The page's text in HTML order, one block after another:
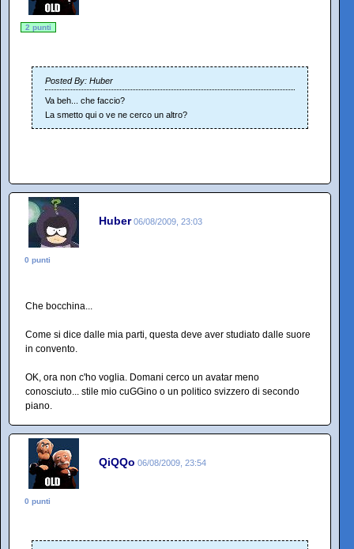
2 punti
Posted By: Huber
Va beh... che faccio?
La smetto qui o ve ne cerco un altro?
Huber 06/08/2009, 23:03
0 punti
Che bocchina...
Come si dice dalle mia parti, questa deve aver studiato dalle suore
in convento.
OK, ora non c'ho voglia. Domani cerco un avatar meno
conosciuto... stile mio cuGGino o un politico svizzero di secondo
piano.
QiQQo 06/08/2009, 23:54
0 punti